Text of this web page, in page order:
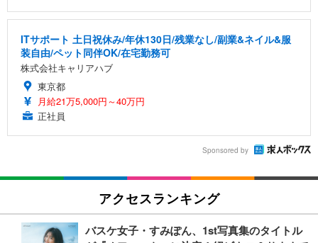
ITサポート 土日祝休み/年休130日/残業なし/副業&ネイル&服
装自由/ペット同伴OK/在宅勤務可
株式会社キャリアハブ
東京都
月給21万5,000円～40万円
正社員
Sponsored by
アクセスランキング
バスケ女子・すみぽん、1st写真集のタイトル